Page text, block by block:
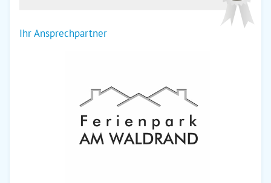
Ihr Ansprechpartner